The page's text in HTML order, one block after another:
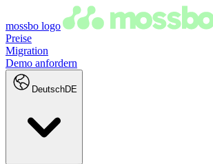
mossbo logo
Preise
Migration
Demo anfordern
DeutschDE